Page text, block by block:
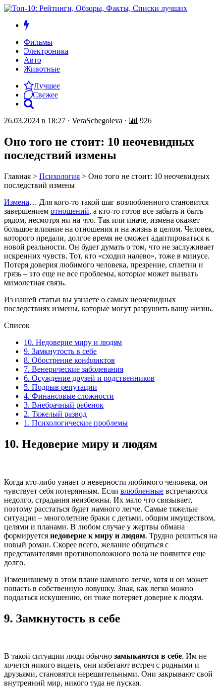
Фильмы
Электроника
Авто
Животные
Лучшее
Свежее
26.03.2024 в 18:27 · VeraSchegoleva · 926
Оно того не стоит: 10 неочевидных
последствий измены
Главная > Психология > Оно того не стоит: 10 неочевидных
последствий измены
Измена… Для кого-то такой шаг возлюбленного становится
завершением отношений, а кто-то готов все забыть и быть
рядом, несмотря ни на что. Так или иначе, измена окажет
большое влияние на отношения и на жизнь в целом. Человек,
которого предали, долгое время не сможет адаптироваться к
новой реальности. Он будет думать о том, что не заслуживает
искренних чувств. Тот, кто «сходил налево», тоже в минусе.
Потеря доверия любимого человека, презрение, сплетни и
грязь – это еще не все проблемы, которые может вызвать
мимолетная связь.
Из нашей статьи вы узнаете о самых неочевидных
последствиях измены, которые могут разрушить вашу жизнь.
Список
10. Недоверие миру и людям
9. Замкнутость в себе
8. Обострение конфликтов
7. Венерические заболевания
6. Осуждение друзей и родственников
5. Подрыв репутации
4. Финансовые сложности
3. Внебрачный ребенок
2. Тяжелый развод
1. Психологические проблемы
10. Недоверие миру и людям
Когда кто-либо узнает о неверности любимого человека, он
чувствует себя потерянным. Если влюбленные встречаются
недолго, страдания неизбежны. Их мало что связывает,
поэтому расстаться будет намного легче. Самые тяжелые
ситуации – многолетние браки с детьми, общим имуществом,
целями и планами. В любом случае у жертвы обмана
формируется недоверие к миру и людям. Трудно решиться на
новый роман. Скорее всего, желание общаться с
представителями противоположного пола не появится еще
долго.
Изменившему в этом плане намного легче, хотя и он может
попасть в собственную ловушку. Зная, как легко можно
поддаться искушению, он тоже потеряет доверие к людям.
9. Замкнутость в себе
В такой ситуации люди обычно замыкаются в себе. Им не
хочется никого видеть, они избегают встреч с родными и
друзьями, становятся нерешительными. Они закрывают свой
внутренний мир, никого туда не пуская.